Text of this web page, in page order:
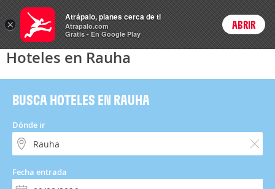
Hoteles Login
Hoteles en Rauha
BUSCA HOTELES EN RAUHA
Dónde ir
Fecha entrada
×
Atrápalo, planes cerca de ti
Atrapalo.com
Gratis - En Google Play
ABRIR